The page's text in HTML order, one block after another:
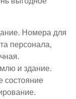
Номера для
персонала,
и здание.
состояние